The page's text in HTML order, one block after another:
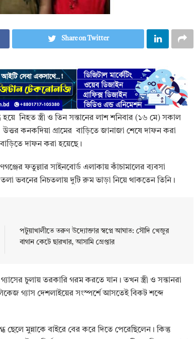
Share on Twitter
নিহত স্ত্রী ও তিন সন্তানের লাশ শনিবার (১৬ মে) সকাল
কনকদিয়া গ্রামের বাড়িতে জানাজা শেষে দাফন করা
দাফন করা হয়েছে।
ফতুল্লার সাইনবোর্ড এলাকায় কাঁচামালের ব্যবসা
ভবনের নিচতলায় দুটি রুম ভাড়া নিয়ে থাকতেন তিনি।
পটুয়াখালীতে তরুণ উদ্যোক্তার স্বপ্নে আঘাত: সৌদি খেজুর
বাগান কেটে ছারখার, আসামি গ্রেপ্তার
চুলায় তরকারি গরম করতে যান। তখন স্ত্রী ও সন্তানরা
গ্যাস দেশলাইয়ের সংস্পর্শে আসতেই বিকট শব্দে
মুন্নাকে বাইরে বের করে দিতে পেরেছিলেন। কিন্তু